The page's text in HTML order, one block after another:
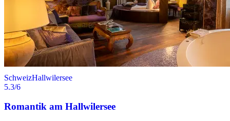
SchweizHallwilersee
5.3/6
Romantik am Hallwilersee